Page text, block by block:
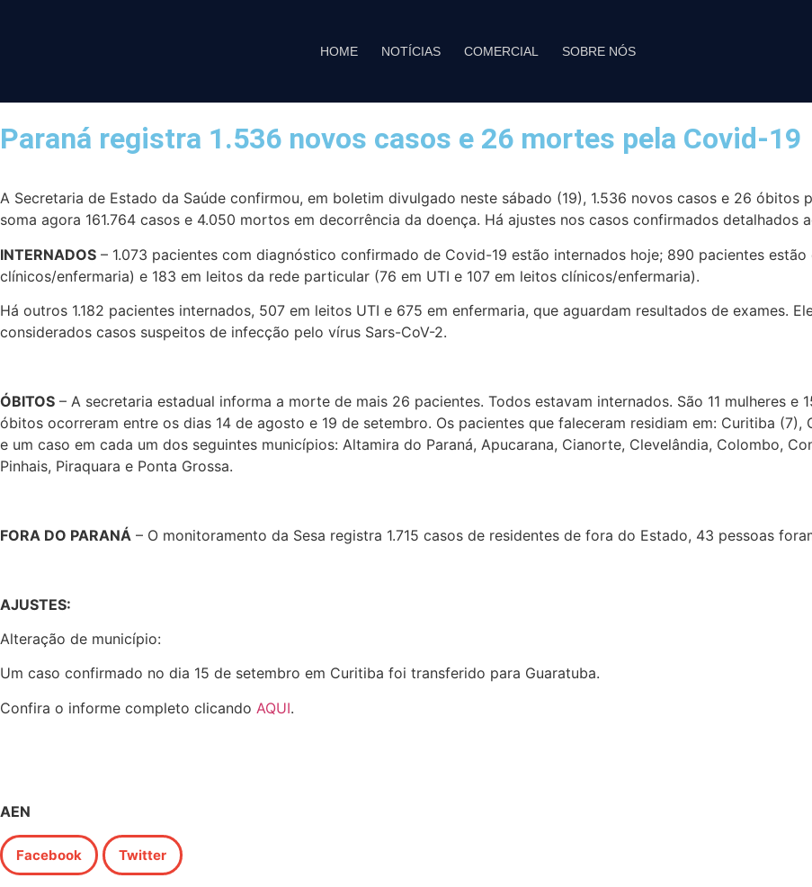
HOME NOTÍCIAS COMERCIAL SOBRE NÓS
Paraná registra 1.536 novos casos e 26 mortes pela Covid-19
A Secretaria de Estado da Saúde confirmou, em boletim divulgado neste sábado (19), 1.536 novos casos e 26 óbitos
soma agora 161.764 casos e 4.050 mortos em decorrência da doença. Há ajustes nos casos confirmados detalhados
INTERNADOS – 1.073 pacientes com diagnóstico confirmado de Covid-19 estão internados hoje; 890 pacientes
clínicos/enfermaria) e 183 em leitos da rede particular (76 em UTI e 107 em leitos clínicos/enfermaria).
Há outros 1.182 pacientes internados, 507 em leitos UTI e 675 em enfermaria, que aguardam resultados de exames.
considerados casos suspeitos de infecção pelo vírus Sars-CoV-2.
ÓBITOS – A secretaria estadual informa a morte de mais 26 pacientes. Todos estavam internados. São 11 mulheres e
óbitos ocorreram entre os dias 14 de agosto e 19 de setembro. Os pacientes que faleceram residiam em: Curitiba
e um caso em cada um dos seguintes municípios: Altamira do Paraná, Apucarana, Cianorte, Clevelândia, Colombo,
Pinhais, Piraquara e Ponta Grossa.
FORA DO PARANÁ – O monitoramento da Sesa registra 1.715 casos de residentes de fora do Estado, 43 pessoas
AJUSTES:
Alteração de município:
Um caso confirmado no dia 15 de setembro em Curitiba foi transferido para Guaratuba.
Confira o informe completo clicando AQUI.
AEN
Facebook Twitter